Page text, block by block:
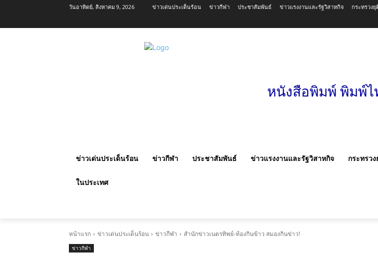
วันอาทิตย์, สิงหาคม 9, 2026 ข่าวเด่นประเด็นร้อน ข่าวกีฬา ประชาสัมพันธ์ ข่าวแรงงานและรัฐวิสาหกิจ กระทรวง
หนังสือพิมพ์ พิมพ์
ข่าวเด่นประเด็นร้อน ข่าวกีฬา ประชาสัมพันธ์ ข่าวแรงงานและรัฐวิสาหกิจ กระทรว
ในประเทศ
หน้าแรก ข่าวเด่นประเด็นร้อน ข่าวกีฬา สำนักข่าวเนตรทิพย์-ท้องกินข้าว สมองกินข่าว!
ข่าวกีฬา